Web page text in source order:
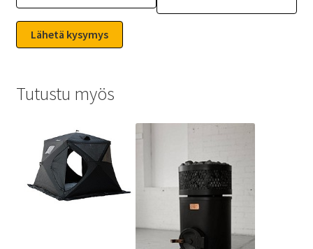
Tutustu myös